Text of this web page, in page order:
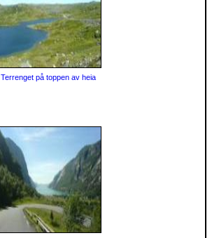
Terrenget på toppen av heia